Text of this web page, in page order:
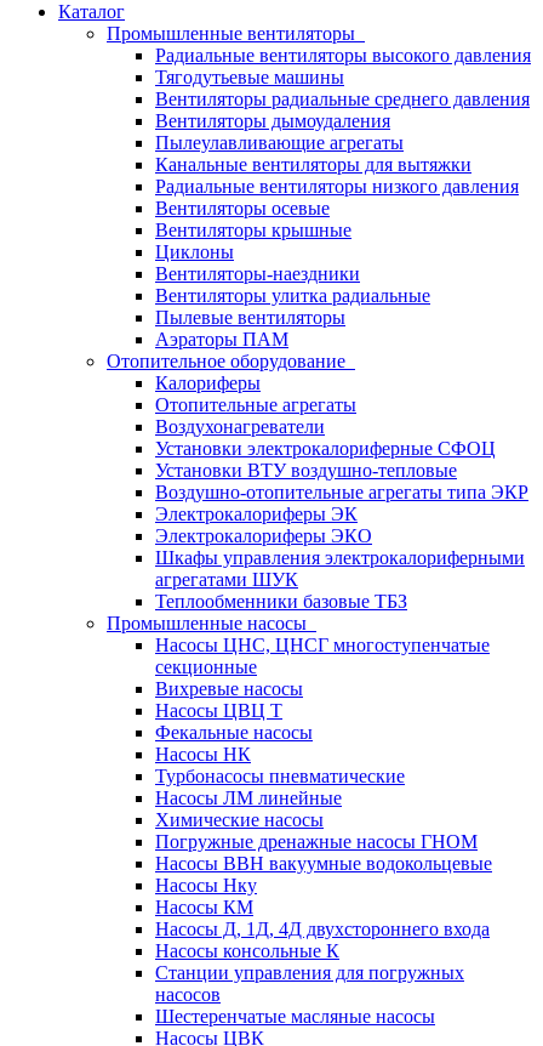
Каталог
Промышленные вентиляторы
Радиальные вентиляторы высокого давления
Тягодутьевые машины
Вентиляторы радиальные среднего давления
Вентиляторы дымоудаления
Пылеулавливающие агрегаты
Канальные вентиляторы для вытяжки
Радиальные вентиляторы низкого давления
Вентиляторы осевые
Вентиляторы крышные
Циклоны
Вентиляторы-наездники
Вентиляторы улитка радиальные
Пылевые вентиляторы
Аэраторы ПАМ
Отопительное оборудование
Калориферы
Отопительные агрегаты
Воздухонагреватели
Установки электрокалориферные СФОЦ
Установки ВТУ воздушно-тепловые
Воздушно-отопительные агрегаты типа ЭКР
Электрокалориферы ЭК
Электрокалориферы ЭКО
Шкафы управления электрокалориферными
агрегатами ШУК
Теплообменники базовые ТБЗ
Промышленные насосы
Насосы ЦНС, ЦНСГ многоступенчатые
секционные
Вихревые насосы
Насосы ЦВЦ Т
Фекальные насосы
Насосы НК
Турбонасосы пневматические
Насосы ЛМ линейные
Химические насосы
Погружные дренажные насосы ГНОМ
Насосы ВВН вакуумные водокольцевые
Насосы Нку
Насосы КМ
Насосы Д, 1Д, 4Д двухстороннего входа
Насосы консольные К
Станции управления для погружных
насосов
Шестеренчатые масляные насосы
Насосы ЦВК